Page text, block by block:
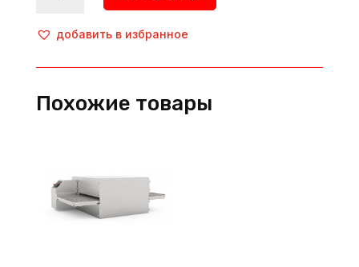
печь
PO/K50,
(Турция)
добавить в избранное
Похожие товары